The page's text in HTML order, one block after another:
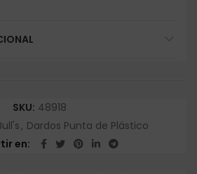
SKU: 48918
, Dardos Punta de Plástico
en